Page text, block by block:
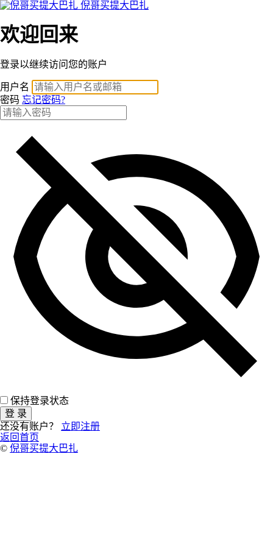
倪哥买提大巴扎
欢迎回来
登录以继续访问您的账户
用户名
密码 忘记密码?
保持登录状态
登 录
还没有账户？
立即注册
返回首页
© 倪哥买提大巴扎